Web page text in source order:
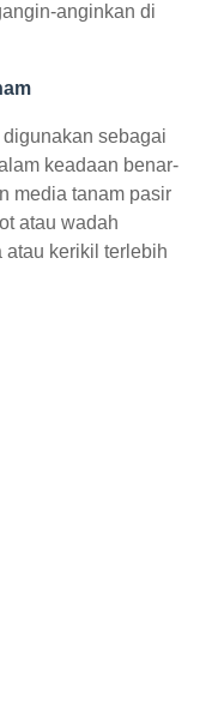
anginkan di
sebagai
keadaan benar-
media tanam pasir
atau wadah
atau kerikil terlebih